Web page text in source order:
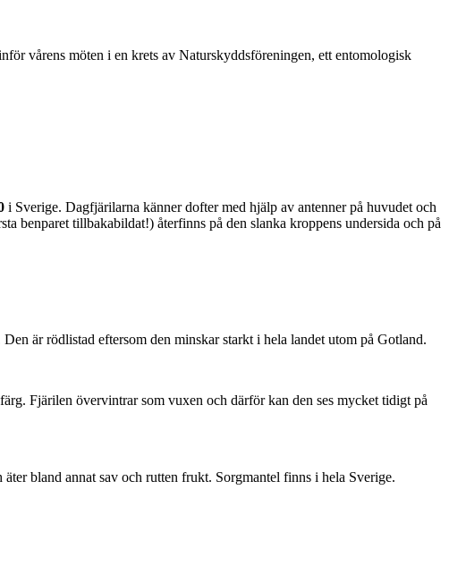
vårens möten i en krets av Naturskyddsföreningen, ett entomologisk
i Sverige. Dagfjärilarna känner dofter med hjälp av antenner på huvudet och
benparet tillbakabildat!) återfinns på den slanka kroppens undersida och på
är rödlistad eftersom den minskar starkt i hela landet utom på Gotland.
Fjärilen övervintrar som vuxen och därför kan den ses mycket tidigt på
bland annat sav och rutten frukt. Sorgmantel finns i hela Sverige.